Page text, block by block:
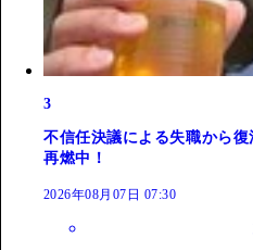
3
不信任決議による失職から
再燃中！
2026年08月07日 07:30